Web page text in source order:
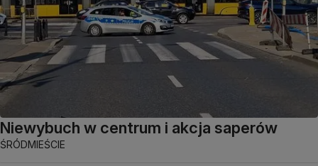
Niewybuch w centrum i akcja saperów
ŚRÓDMIEŚCIE